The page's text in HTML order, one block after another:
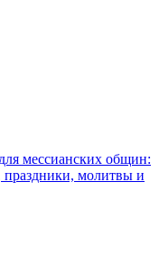
мессианских общин:
праздники, молитвы и